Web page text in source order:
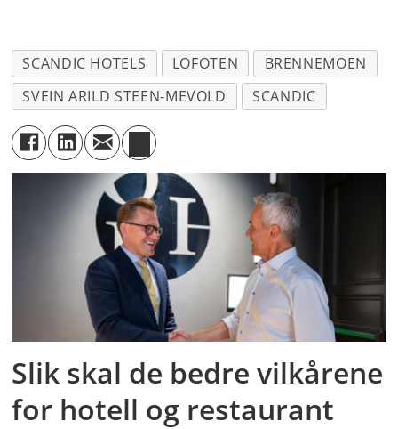
SCANDIC HOTELS LOFOTEN
BRENNEMOEN
SVEIN ARILD STEEN-MEVOLD
SCANDIC
Slik skal de bedre vilkårene
for hotell og restaurant